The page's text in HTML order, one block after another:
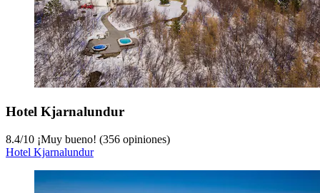
Hotel Kjarnalundur
8.4/10 ¡Muy bueno! (356 opiniones)
Hotel Kjarnalundur